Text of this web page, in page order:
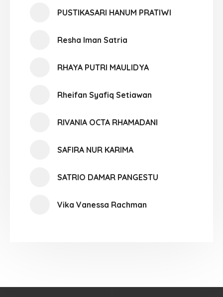
PUSTIKASARI HANUM PRATIWI
Resha Iman Satria
RHAYA PUTRI MAULIDYA
Rheifan Syafiq Setiawan
RIVANIA OCTA RHAMADANI
SAFIRA NUR KARIMA
SATRIO DAMAR PANGESTU
Vika Vanessa Rachman